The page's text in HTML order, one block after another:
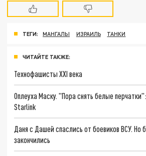
ТЕГИ: МАНГАЛЫ ИЗРАИЛЬ ТАНКИ
ЧИТАЙТЕ ТАКЖЕ:
Технофашисты XXI века
Оплеуха Маску. "Пора снять белые
Starlink
Даня с Дашей спаслись от боевиков ВСУ.
закончились